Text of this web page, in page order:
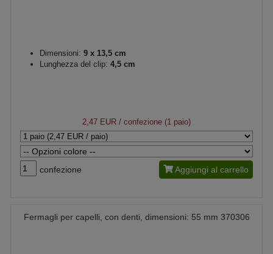
Dimensioni: 9 x 13,5 cm
Lunghezza del clip: 4,5 cm
2,47 EUR / confezione (1 paio)
confezione Aggiungi al carrello
Fermagli per capelli, con denti, dimensioni: 55 mm 370306